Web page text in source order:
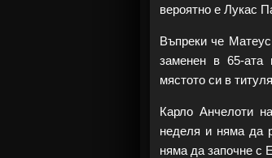
вероятно е Лукас
Въпреки че
заменен в 65-ата
мястото си в
Карло Анчелоти
неделя и няма да
няма да започне с